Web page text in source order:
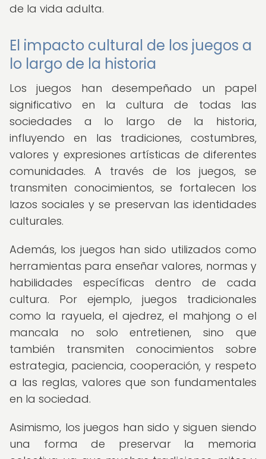
de la vida adulta.
El impacto cultural de los juegos a
lo largo de la historia
Los juegos han desempeñado un papel
significativo en la cultura de todas las
sociedades a lo largo de la historia,
influyendo en las tradiciones, costumbres,
valores y expresiones artísticas de diferentes
comunidades. A través de los juegos, se
transmiten conocimientos, se fortalecen los
lazos sociales y se preservan las identidades
culturales.
Además, los juegos han sido utilizados como
herramientas para enseñar valores, normas y
habilidades específicas dentro de cada
cultura. Por ejemplo, juegos tradicionales
como la rayuela, el ajedrez, el mahjong o el
mancala no solo entretienen, sino que
también transmiten conocimientos sobre
estrategia, paciencia, cooperación, y respeto
a las reglas, valores que son fundamentales
en la sociedad.
Asimismo, los juegos han sido y siguen siendo
una forma de preservar la memoria